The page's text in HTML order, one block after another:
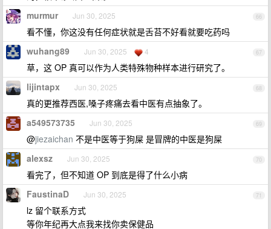
66
murmur Jun 30, 2025
看不懂，你这没有任何症状就是舌苔不好看就要吃药吗
67
wuhang89 Jun 30, 2025 4
草，这 OP 真可以作为人类特殊物种样本进行研究了。
68
lijintapx Jun 30, 2025
真的更推荐西医,嗓子疼痛去看中医有点抽象了。
69
a549573735 Jun 30, 2025
@jiezaichan 不是中医等于狗屎 是冒牌的中医是狗屎
70
alexsz Jun 30, 2025
看完了，但不知道 OP 到底是得了什么小病
71
FaustinaD Jun 30, 2025
lz 留个联系方式
等你年纪再大点我来找你卖保健品